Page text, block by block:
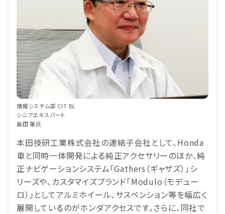
情報システム部 CIT BL
シニアエキスパート
島田 肇氏
本田技研工業株式会社の連結子会社として、Honda
車と同時一体開発による純正アクセサリーのほか、純
正ナビゲーションシステム「Gathers（ギャザズ）」シ
リーズや、カスタマイズブランド「Modulo（モデュー
ロ）」としてアルミホイール、サスペンション等を幅広く
展開しているのがホンダアクセスです。さらに、同社で